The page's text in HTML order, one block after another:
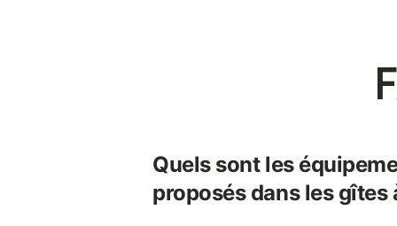
Quels sont les
proposés dans les gîtes